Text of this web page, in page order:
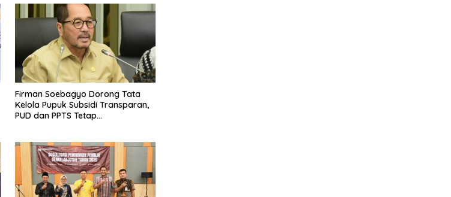
Firman Soebagyo Dorong Tata
Kelola Pupuk Subsidi Transparan,
PUD dan PPTS Tetap